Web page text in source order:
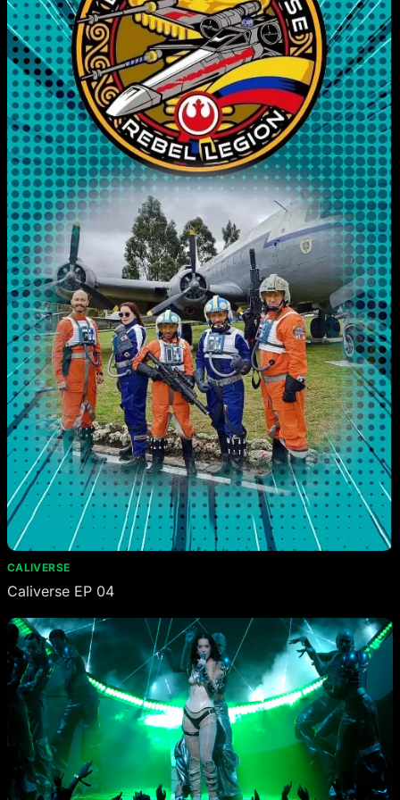
CALIVERSE
Caliverse EP 04